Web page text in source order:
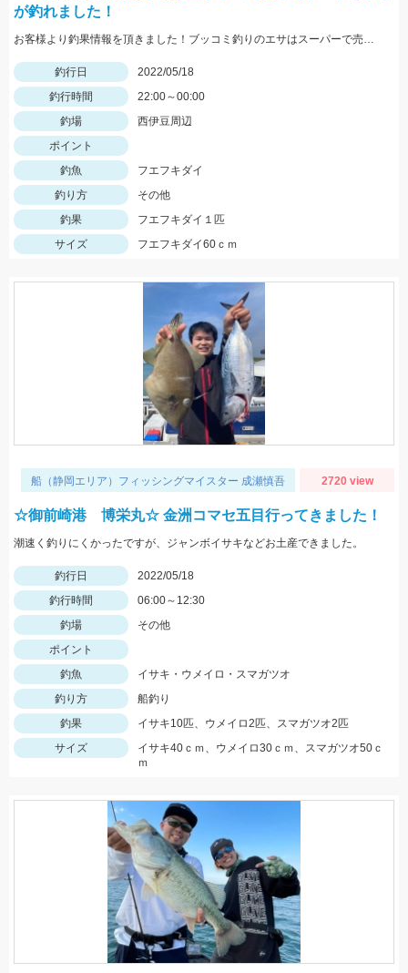
が釣れました！
お客様より釣果情報を頂きました！ブッコミ釣りのエサはスーパーで売っているムツッコ。短い釣行時間で時合を逃さずヒットさせました。
釣行日
2022/05/18
釣行時間
22:00～00:00
釣場
西伊豆周辺
ポイント
釣魚
フエフキダイ
釣り方
その他
釣果
フエフキダイ１匹
サイズ
フエフキダイ60ｃｍ
船（静岡エリア）フィッシングマイスター 成瀬慎吾 2720 view
☆御前崎港 博栄丸☆ 金洲コマセ五目行ってきました！
潮速く釣りにくかったですが、ジャンボイサキなどお土産できました。
釣行日
2022/05/18
釣行時間
06:00～12:30
釣場
その他
ポイント
釣魚
イサキ・ウメイロ・スマガツオ
釣り方
船釣り
釣果
イサキ10匹、ウメイロ2匹、スマガツオ2匹
サイズ
イサキ40ｃｍ、ウメイロ30ｃｍ、スマガツオ50ｃ
ｍ